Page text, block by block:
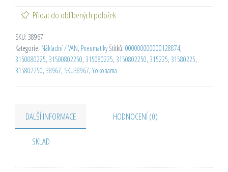
Přidat do oblíbených položek
SKU: 38967
Kategorie: Nákladní / VAN, PneumatikyŠtítků: 000000000000128874,
3150080225, 31500802250, 315080225, 3150802250, 315225, 31580225,
315802250, 38967, SKU38967, Yokohama
DALŠÍ INFORMACE HODNOCENÍ (0)
SKLAD